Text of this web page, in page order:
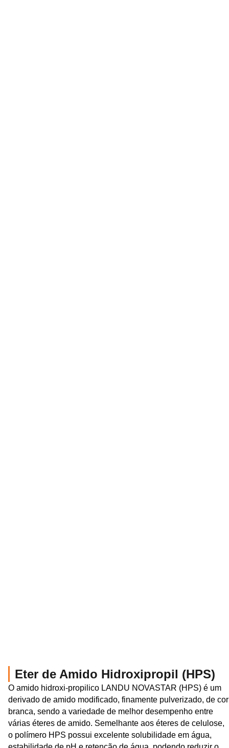
Eter de Amido Hidroxipropil (HPS)
O amido hidroxi-propilico LANDU NOVASTAR (HPS) é um
derivado de amido modificado, finamente pulverizado, de cor
branca, sendo a variedade de melhor desempenho entre
várias éteres de amido. Semelhante aos éteres de celulose,
o polímero HPS possui excelente solubilidade em água,